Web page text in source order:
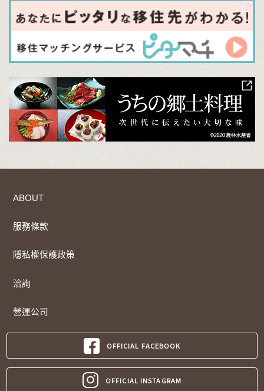
ABOUT
服務條款
隱私權保護政策
洽詢
營運公司
OFFICIAL FACEBOOK
OFFICIAL INSTAGRAM